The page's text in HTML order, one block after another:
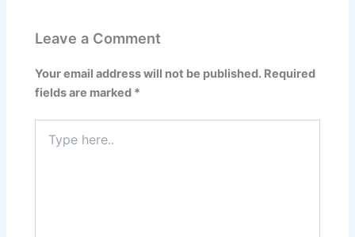
Leave a Comment
Your email address will not be published. Required
fields are marked *
here..